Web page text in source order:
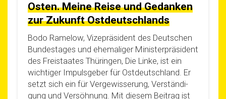
Osten. Meine Reise und Gedanken
zur Zukunft Ostdeutschlands
Bodo Rame­low, Vize­prä­si­dent des Deut­schen
Bun­des­ta­ges und ehe­ma­li­ger Minis­ter­prä­si­dent
des Frei­staa­tes Thü­rin­gen, Die Lin­ke, ist ein
wich­ti­ger Impuls­ge­ber für Ost­deutsch­land. Er
setzt sich ein für Ver­ge­wis­se­rung, Ver­stän­di­
gung und Ver­söh­nung. Mit die­sem Bei­trag ist